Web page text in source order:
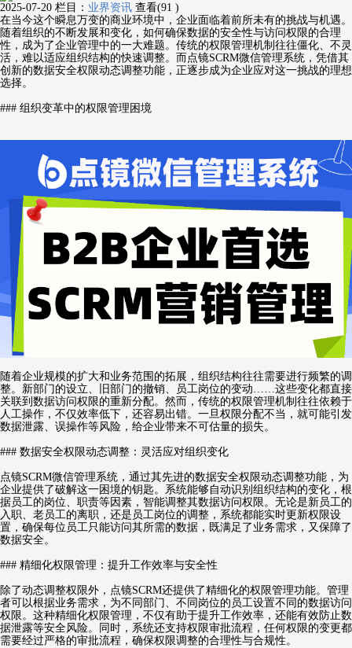
2025-07-20 栏目： 业界资讯 查看(91 )
在当今这个瞬息万变的商业环境中，企业面临着前所未有的挑战与机遇。
随着组织的不断发展和变化，如何确保数据的安全性与访问权限的合理
性，成为了企业管理中的一大难题。传统的权限管理机制往往僵化、不灵
活，难以适应组织结构的快速调整。而点镜SCRM微信管理系统，凭借其
创新的数据安全权限动态调整功能，正逐步成为企业应对这一挑战的理想
选择。
### 组织变革中的权限管理困境
随着企业规模的扩大和业务范围的拓展，组织结构往往需要进行频繁的调
整。新部门的设立、旧部门的撤销、员工岗位的变动……这些变化都直接
关联到数据访问权限的重新分配。然而，传统的权限管理机制往往依赖于
人工操作，不仅效率低下，还容易出错。一旦权限分配不当，就可能引发
数据泄露、误操作等风险，给企业带来不可估量的损失。
### 数据安全权限动态调整：灵活应对组织变化
点镜SCRM微信管理系统，通过其先进的数据安全权限动态调整功能，为
企业提供了破解这一困境的钥匙。系统能够自动识别组织结构的变化，根
据员工的岗位、职责等因素，智能调整其数据访问权限。无论是新员工的
入职、老员工的离职，还是员工岗位的调整，系统都能实时更新权限设
置，确保每位员工只能访问其所需的数据，既满足了业务需求，又保障了
数据安全。
### 精细化权限管理：提升工作效率与安全性
除了动态调整权限外，点镜SCRM还提供了精细化的权限管理功能。管理
者可以根据业务需求，为不同部门、不同岗位的员工设置不同的数据访问
权限。这种精细化权限管理，不仅有助于提升工作效率，还能有效防止数
据泄露等安全风险。同时，系统还支持权限审批流程，任何权限的变更都
需要经过严格的审批流程，确保权限调整的合理性与合规性。